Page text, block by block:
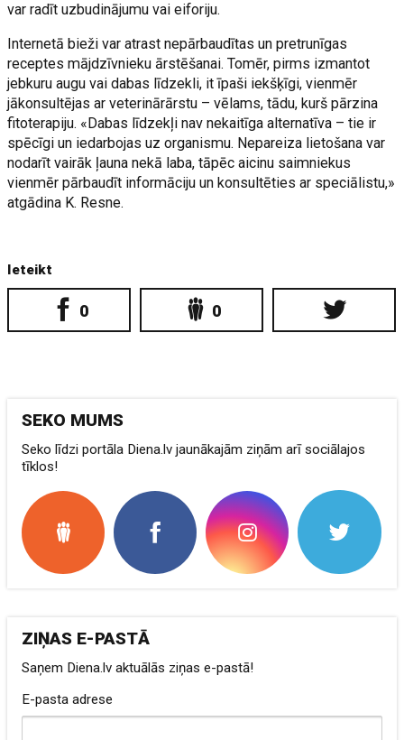
var radīt uzbudinājumu vai eiforiju.
Internetā bieži var atrast nepārbaudītas un pretrunīgas
receptes mājdzīvnieku ārstēšanai. Tomēr, pirms izmantot
jebkuru augu vai dabas līdzekli, it īpaši iekšķīgi, vienmēr
jākonsultējas ar veterinārārstu – vēlams, tādu, kurš pārzina
fitoterapiju. «Dabas līdzekļi nav nekaitīga alternatīva – tie ir
spēcīgi un iedarbojas uz organismu. Nepareiza lietošana var
nodarīt vairāk ļauna nekā laba, tāpēc aicinu saimniekus
vienmēr pārbaudīt informāciju un konsultēties ar speciālistu,»
atgādina K. Resne.
Ieteikt
0 0
SEKO MUMS
Seko līdzi portāla Diena.lv jaunākajām ziņām arī sociālajos
tīklos!
ZIŅAS E-PASTĀ
Saņem Diena.lv aktuālās ziņas e-pastā!
E-pasta adrese